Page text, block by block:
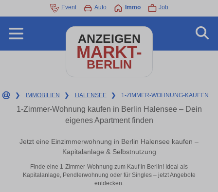
Event Auto Immo Job
ANZEIGEN
MARKT-
BERLIN
❯ IMMOBILIEN ❯ HALENSEE ❯ 1-ZIMMER-WOHNUNG-KAUFEN
1-Zimmer-Wohnung kaufen in Berlin Halensee – Dein
eigenes Apartment finden
Jetzt eine Einzimmerwohnung in Berlin Halensee kaufen –
Kapitalanlage & Selbstnutzung
Finde eine 1-Zimmer-Wohnung zum Kauf in Berlin! Ideal als
Kapitalanlage, Pendlerwohnung oder für Singles – jetzt Angebote
entdecken.